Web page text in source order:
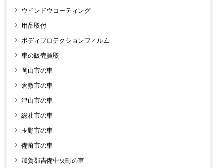
ウインドウコーティング
用品取付
ボディプロテクションフィルム
車の販売買取
岡山市の車
倉敷市の車
津山市の車
総社市の車
玉野市の車
備前市の車
加賀郡吉備中央町の車